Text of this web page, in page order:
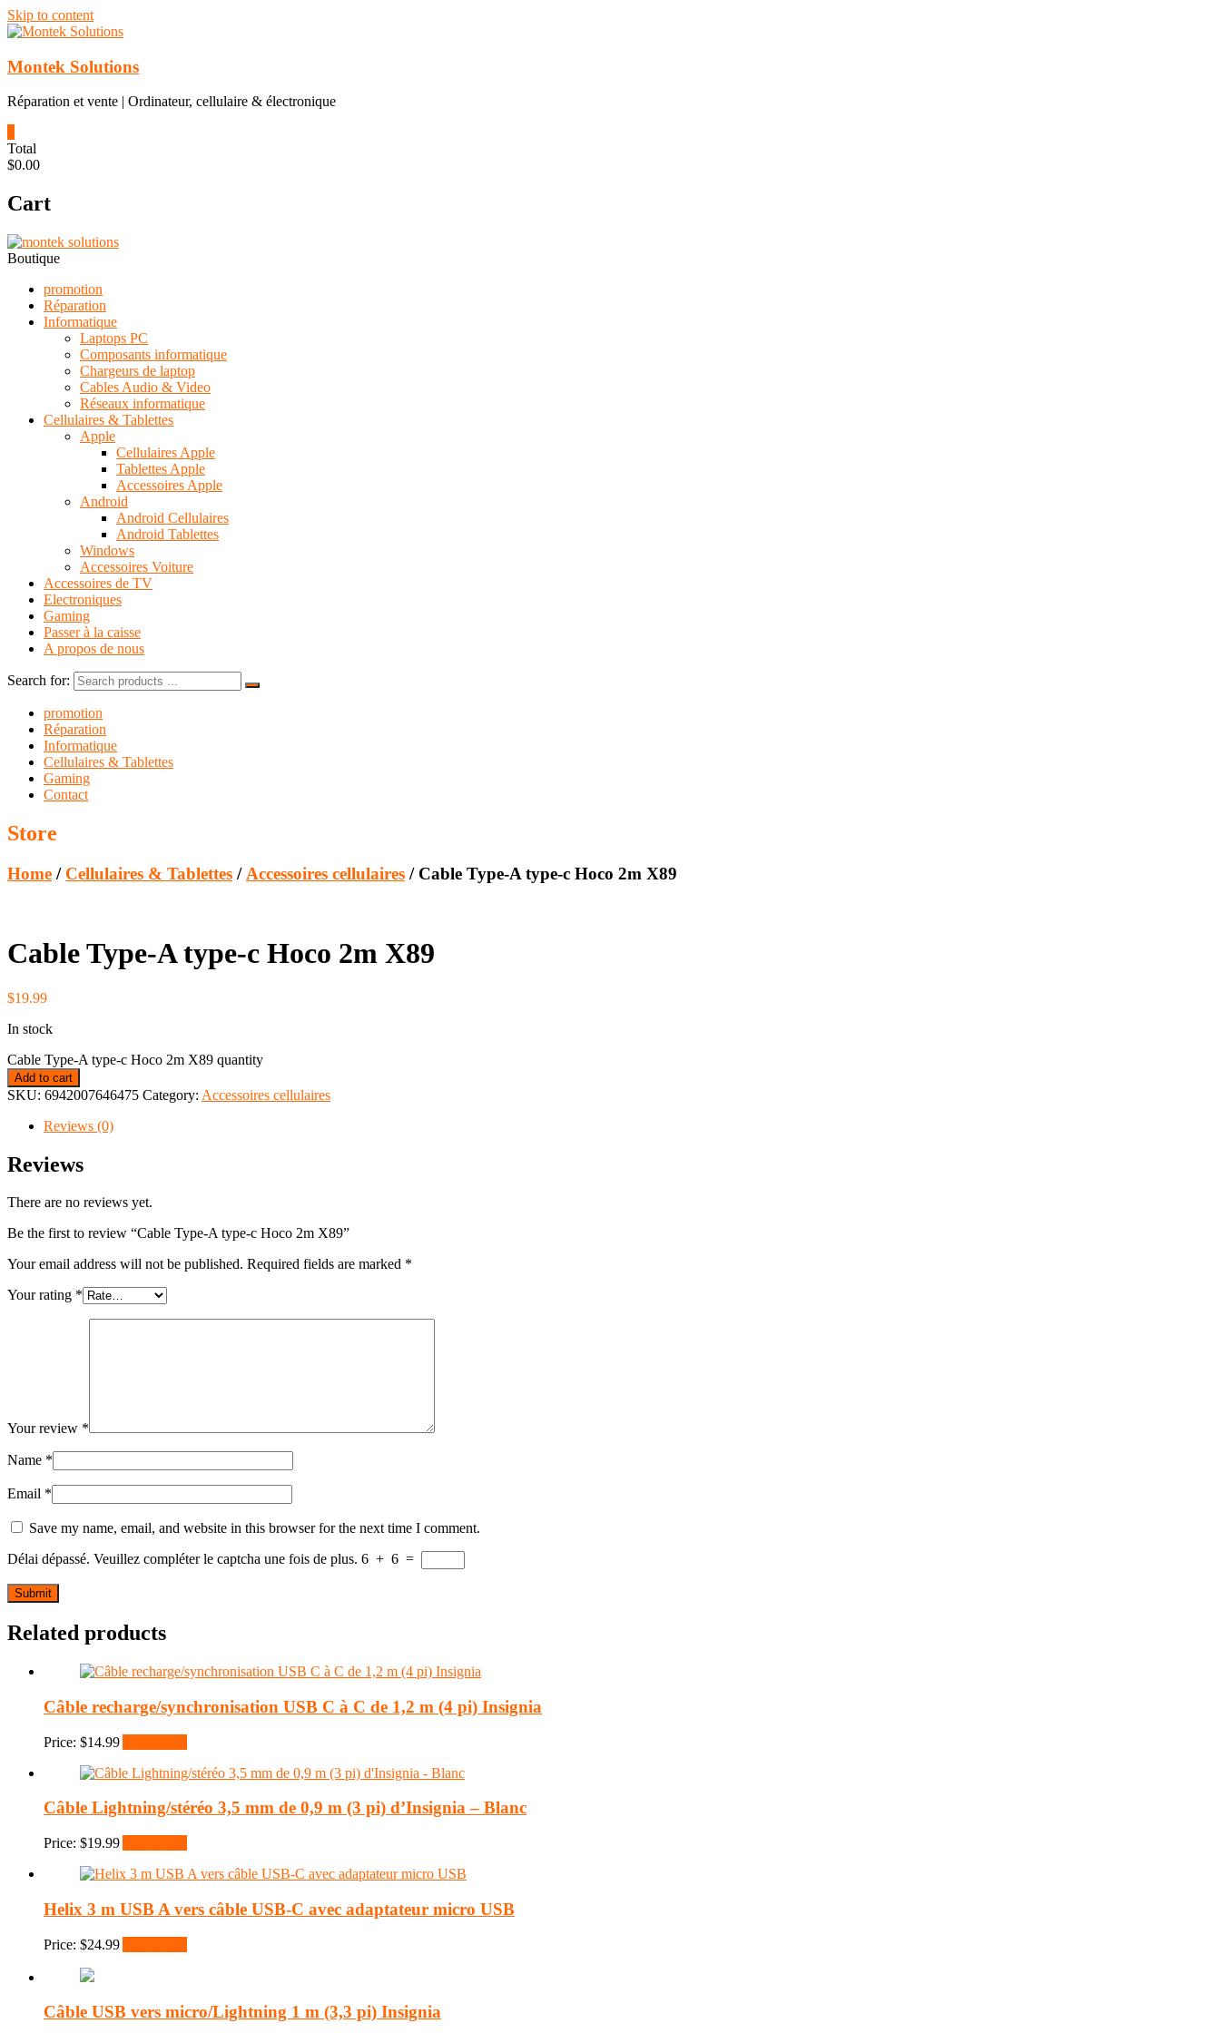
Skip to content
Montek Solutions
Réparation et vente | Ordinateur, cellulaire & électronique
Total
$0.00
Cart
Boutique
promotion
Réparation
Informatique
Laptops PC
Composants informatique
Chargeurs de laptop
Cables Audio & Video
Réseaux informatique
Cellulaires & Tablettes
Apple
Cellulaires Apple
Tablettes Apple
Accessoires Apple
Android
Android Cellulaires
Android Tablettes
Windows
Accessoires Voiture
Accessoires de TV
Electroniques
Gaming
Passer à la caisse
A propos de nous
Search for:
promotion
Réparation
Informatique
Cellulaires & Tablettes
Gaming
Contact
Store
Home / Cellulaires & Tablettes / Accessoires cellulaires / Cable Type-A type-c Hoco 2m X89
Cable Type-A type-c Hoco 2m X89
$19.99
In stock
Cable Type-A type-c Hoco 2m X89 quantity
Add to cart
SKU: 6942007646475 Category: Accessoires cellulaires
Reviews (0)
Reviews
There are no reviews yet.
Be the first to review “Cable Type-A type-c Hoco 2m X89”
Your email address will not be published. Required fields are marked *
Your rating *
Your review *
Name *
Email *
Save my name, email, and website in this browser for the next time I comment.
Délai dépassé. Veuillez compléter le captcha une fois de plus. 6 + 6 =
Related products
Câble recharge/synchronisation USB C à C de 1,2 m (4 pi) Insignia
Price: $14.99
Câble Lightning/stéréo 3,5 mm de 0,9 m (3 pi) d’Insignia – Blanc
Price: $19.99
Helix 3 m USB A vers câble USB-C avec adaptateur micro USB
Price: $24.99
Câble USB vers micro/Lightning 1 m (3,3 pi) Insignia